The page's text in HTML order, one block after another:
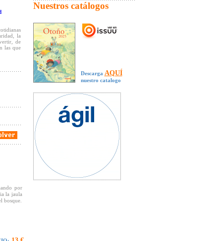
la
de
las que
por
la jaula
bosque.
Nuestros catálogos
Descarga AQUÍ
nuestro catalogo